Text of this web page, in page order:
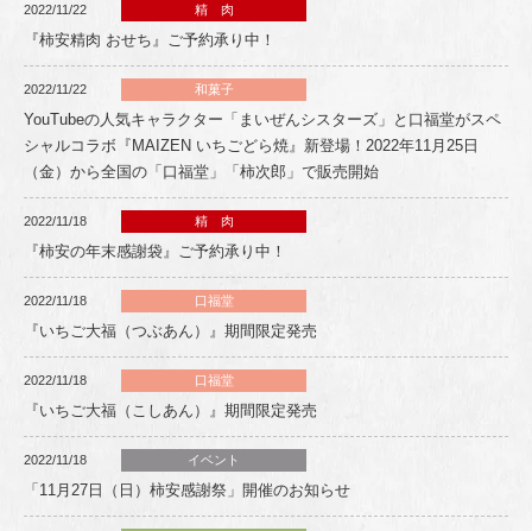
2022/11/22 精 肉
『柿安精肉 おせち』ご予約承り中！
2022/11/22 和菓子
YouTubeの人気キャラクター「まいぜんシスターズ」と口福堂がスペ
シャルコラボ『MAIZEN いちごどら焼』新登場！2022年11月25日
（金）から全国の「口福堂」「柿次郎」で販売開始
2022/11/18 精 肉
『柿安の年末感謝袋』ご予約承り中！
2022/11/18 口福堂
『いちご大福（つぶあん）』期間限定発売
2022/11/18 口福堂
『いちご大福（こしあん）』期間限定発売
2022/11/18 イベント
「11月27日（日）柿安感謝祭」開催のお知らせ